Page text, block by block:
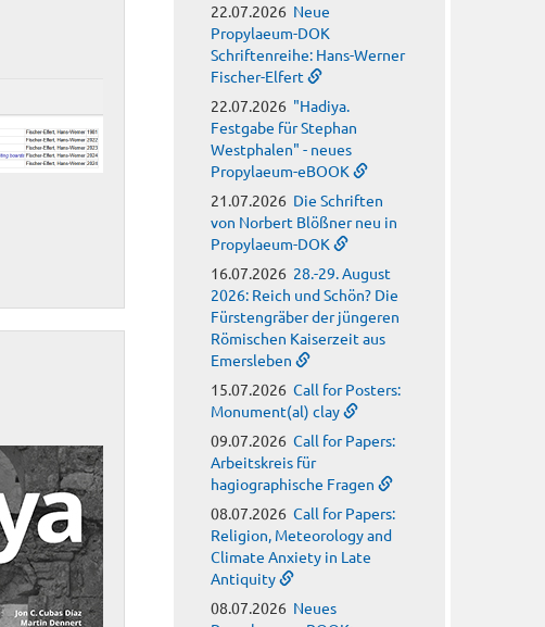
22.07.2026 Neue
Propylaeum-DOK
Schriftenreihe: Hans-Werner
Fischer-Elfert
22.07.2026 "Hadiya.
Festgabe für Stephan
Westphalen" - neues
Propylaeum-eBOOK
21.07.2026 Die Schriften
von Norbert Blößner neu in
Propylaeum-DOK
16.07.2026 28.-29. August
2026: Reich und Schön? Die
Fürstengräber der jüngeren
Römischen Kaiserzeit aus
Emersleben
15.07.2026 Call for Posters:
Monument(al) clay
09.07.2026 Call for Papers:
Arbeitskreis für
hagiographische Fragen
08.07.2026 Call for Papers:
Religion, Meteorology and
Climate Anxiety in Late
Antiquity
08.07.2026 Neues